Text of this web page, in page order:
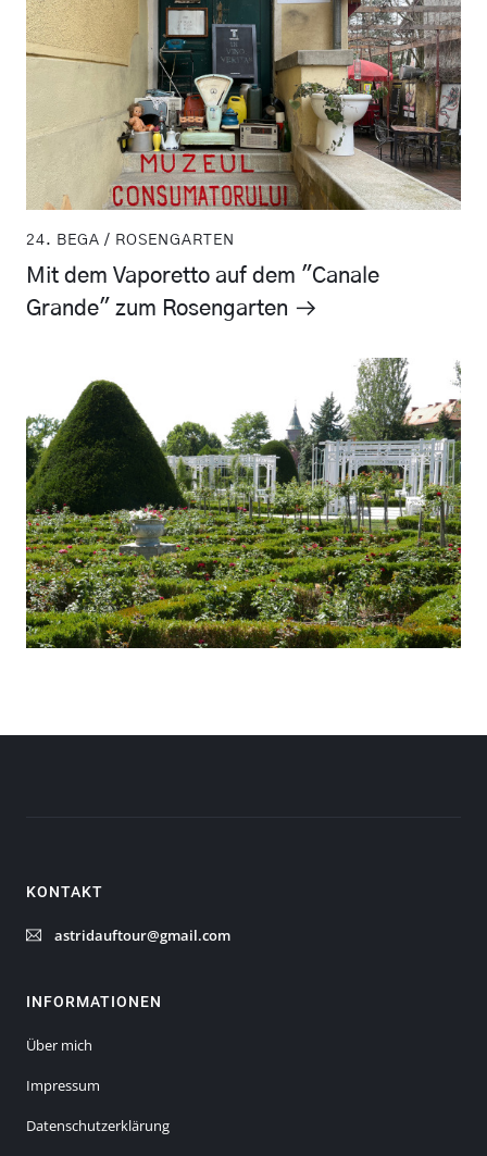
24. BEGA / ROSENGARTEN
Mit dem Vaporetto auf dem "Canale
Grande" zum Rosengarten
KONTAKT
astridauftour@gmail.com
INFORMATIONEN
Über mich
Impressum
Datenschutzerklärung